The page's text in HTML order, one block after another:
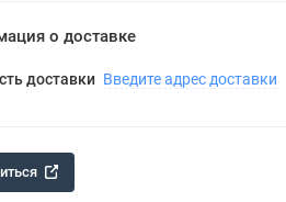
о доставке
доставки Введите адрес доставки